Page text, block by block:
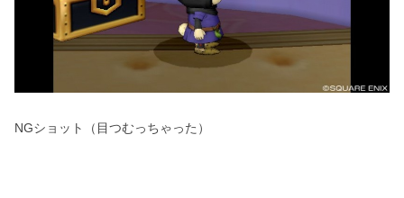
NGショット（目つむっちゃった）